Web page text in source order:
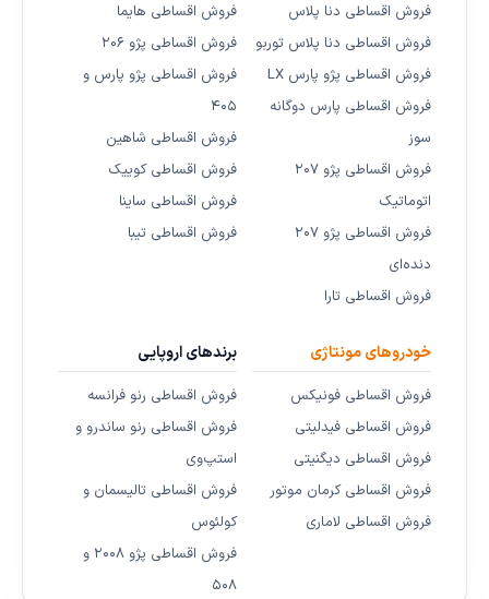
فروش اقساطی دنا پلاس
فروش اقساطی دنا پلاس توربو
فروش اقساطی پژو پارس LX
فروش اقساطی پارس دوگانه
سوز
فروش اقساطی پژو ۲۰۷
اتوماتیک
فروش اقساطی پژو ۲۰۷
دنده‌ای
فروش اقساطی تارا
فروش اقساطی هایما
فروش اقساطی پژو ۲۰۶
فروش اقساطی پژو پارس و
۴۰۵
فروش اقساطی شاهین
فروش اقساطی کوییک
فروش اقساطی ساینا
فروش اقساطی تیبا
خودروهای مونتاژی
فروش اقساطی فونیکس
فروش اقساطی فیدلیتی
فروش اقساطی دیگنیتی
فروش اقساطی کرمان موتور
فروش اقساطی لاماری
برندهای اروپایی
فروش اقساطی رنو فرانسه
فروش اقساطی رنو ساندرو و
استپ‌وی
فروش اقساطی تالیسمان و
کولئوس
فروش اقساطی پژو ۲۰۰۸ و
۵۰۸